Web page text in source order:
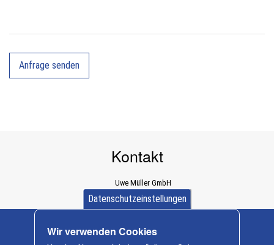
Kontakt
Uwe Müller GmbH
Dürener Straße 589a
D-52249 Eschweiler
info@baumaschinen-mueller.de
Datenschutzeinstellungen
Cookie-
Wir verwenden Cookies